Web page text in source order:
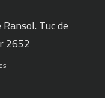
Tuc de
2652